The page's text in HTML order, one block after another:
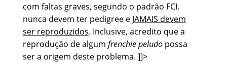
com faltas graves, segundo o padrão FCI,
nunca devem ter pedigree e JAMAIS devem
ser reproduzidos. Inclusive, acredito que a
reprodução de algum frenchie peludopossa
ser a origem deste problema. ]]>